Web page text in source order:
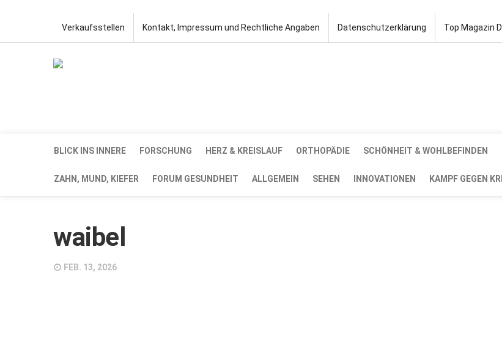
Verkaufsstellen Kontakt, Impressum und Rechtliche Angaben Datenschutzerklärung Top Magazin
BLICK INS INNERE FORSCHUNG HERZ & KREISLAUF ORTHOPÄDIE SCHÖNHEIT & WOHLBEFINDEN
ZAHN, MUND, KIEFER FORUM GESUNDHEIT ALLGEMEIN SEHEN INNOVATIONEN KAMPF GEGEN
waibel
FEB. 13, 2026